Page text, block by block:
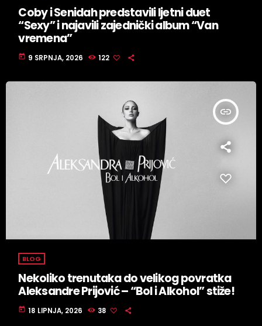
Coby i Senidah predstavili ljetni duet
“Sexy” i najavili zajednički album “Van
vremena”
today 9 SRPNJA, 2026 122
insert_link
BLOG
Nekoliko trenutaka do velikog povratka
Aleksandre Prijović – “Bol i Alkohol” stiže!
today 18 LIPNJA, 2026 38